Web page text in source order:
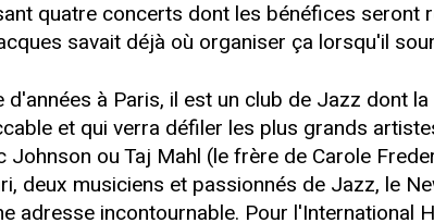
quatre concerts dont les bénéfices seront
savait déjà où organiser ça lorsqu'il
d'années à Paris, il est un club de Jazz dont
et qui verra défiler les plus grands
Johnson ou Taj Mahl (le frère de Carole
deux musiciens et passionnés de Jazz, le
adresse incontournable. Pour